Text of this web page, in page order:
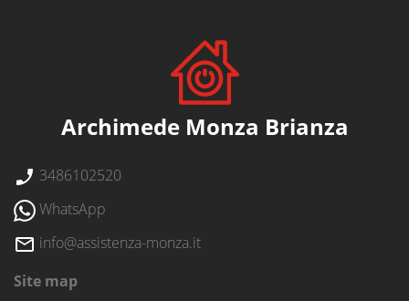
Archimede Monza Brianza
3486102520
WhatsApp
info@assistenza-monza.it
Site map